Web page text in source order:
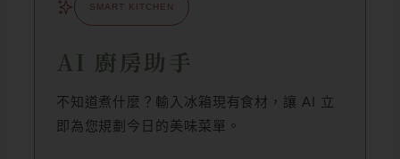
SMART KITCHEN
AI 廚房助手
不知道煮什麼？輸入冰箱現有食材，讓 AI 立
即為您規劃今日的美味菜單。